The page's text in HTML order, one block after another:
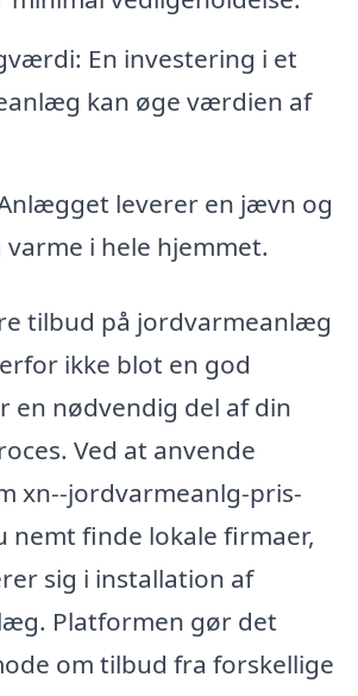
En investering i et
kan øge værdien af
leverer en jævn og
i hele hjemmet.
tilbud på jordvarmeanlæg
ikke blot en god
en nødvendig del af din
Ved at anvende
xn--jordvarmeanlg-pris-
nemt finde lokale firmaer,
sig i installation af
Platformen gør det
om tilbud fra forskellige